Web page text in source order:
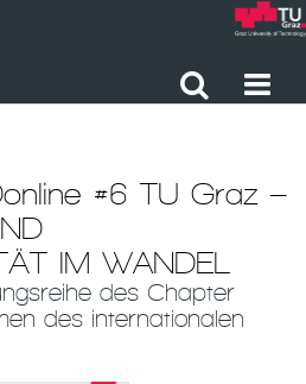
#6 TU Graz –
IM WANDEL
des Chapter
des internationalen